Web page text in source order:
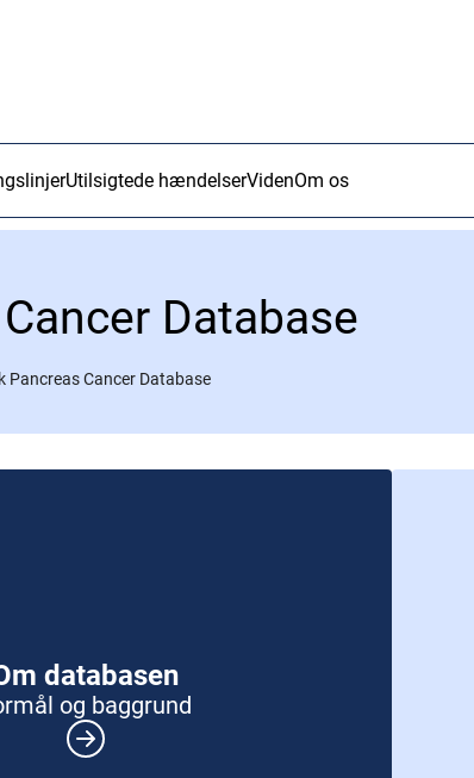
Utilsigtede hændelserVidenOm os
Database
Pancreas Cancer Database
databasen
og baggrund